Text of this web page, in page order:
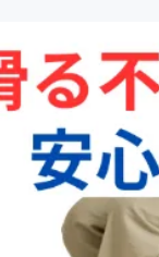
アート・写真
テクノロジー・ガジ
映像・映画
ビジネス・起業